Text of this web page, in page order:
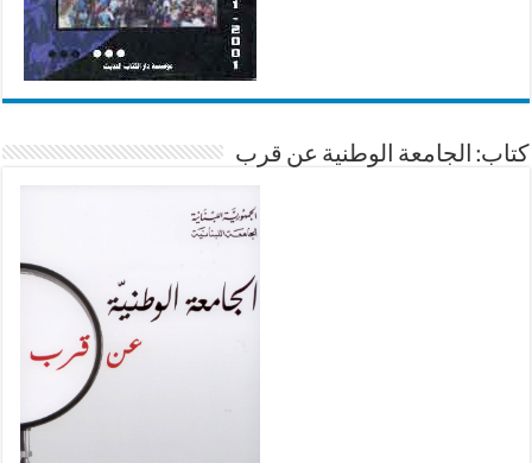
كتاب: الجامعة الوطنية عن قرب